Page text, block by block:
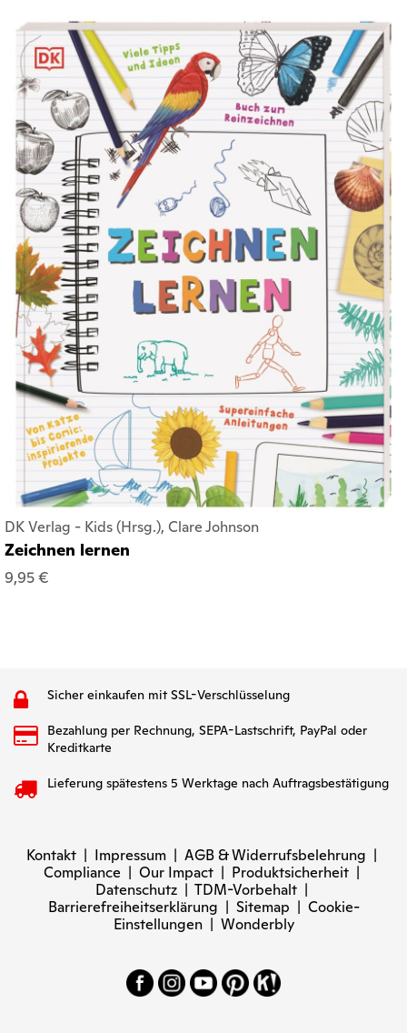
DK Verlag - Kids (Hrsg.), Clare Johnson
Zeichnen lernen
9,95 €
Sicher einkaufen mit SSL-Verschlüsselung
Bezahlung per Rechnung, SEPA-Lastschrift, PayPal oder
Kreditkarte
Lieferung spätestens 5 Werktage nach Auftragsbestätigung
Kontakt | Impressum | AGB & Widerrufsbelehrung |
Compliance | Our Impact | Produktsicherheit |
Datenschutz | TDM-Vorbehalt |
Barrierefreiheitserklärung | Sitemap | Cookie-
Einstellungen| Wonderbly